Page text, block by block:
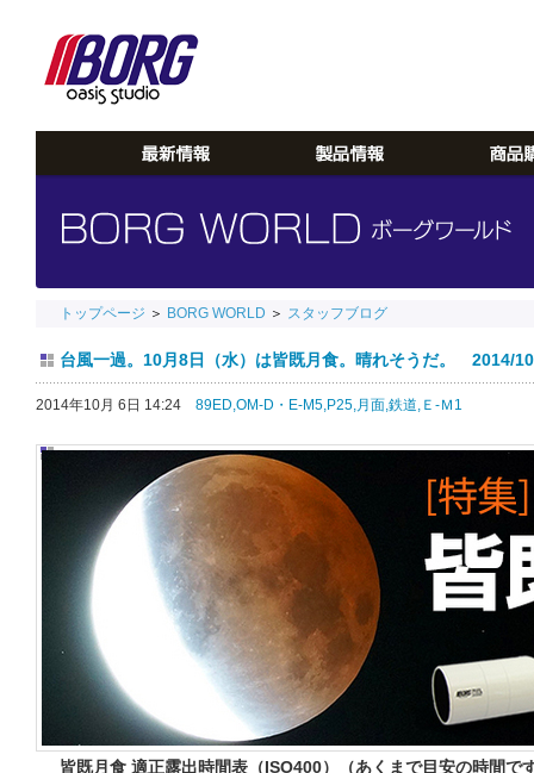
トップページ ＞ BORG WORLD ＞ スタッフブログ
台風一過。10月8日（水）は皆既月食。晴れそうだ。 2014/
2014年10月 6日 14:24 89ED,OM-D・E-M5,P25,月面,鉄道, Ｅ-Ｍ1
皆既月食 適正露出時間表（ISO400） （あくまで目安の時間